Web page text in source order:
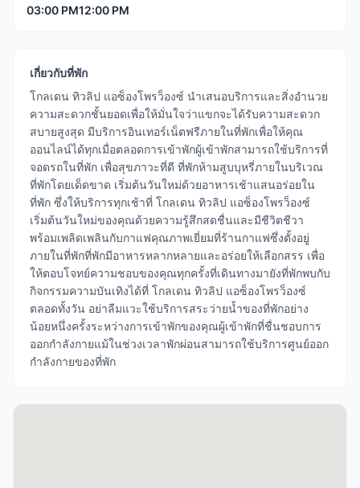
03:00 PM12:00 PM
เกี่ยวกับที่พัก
โกลเดน ทิวลิป แอซ็องโพรว็องซ์ นำเสนอบริการและสิ่งอำนวย
ความสะดวกชั้นยอดเพื่อให้มั่นใจว่าแขกจะได้รับความสะดวก
สบายสูงสุด มีบริการอินเทอร์เน็ตฟรีภายในที่พักเพื่อให้คุณ
ออนไลน์ได้ทุกเมื่อตลอดการเข้าพักผู้เข้าพักสามารถใช้บริการที่
จอดรถในที่พัก เพื่อสุขภาวะที่ดี ที่พักห้ามสูบบุหรี่ภายในบริเวณ
ที่พักโดยเด็ดขาด เริ่มต้นวันใหม่ด้วยอาหารเช้าแสนอร่อยใน
ที่พัก ซึ่งให้บริการทุกเช้าที่ โกลเดน ทิวลิป แอซ็องโพรว็องซ์
เริ่มต้นวันใหม่ของคุณด้วยความรู้สึกสดชื่นและมีชีวิตชีวา
พร้อมเพลิดเพลินกับกาแฟคุณภาพเยี่ยมที่ร้านกาแฟซึ่งตั้งอยู่
ภายในที่พักที่พักมีอาหารหลากหลายและอร่อยให้เลือกสรร เพื่อ
ให้ตอบโจทย์ความชอบของคุณทุกครั้งที่เดินทางมายังที่พักพบกับ
กิจกรรมความบันเทิงได้ที่ โกลเดน ทิวลิป แอซ็องโพรว็องซ์
ตลอดทั้งวัน อย่าลืมแวะใช้บริการสระว่ายน้ำของที่พักอย่าง
น้อยหนึ่งครั้งระหว่างการเข้าพักของคุณผู้เข้าพักที่ชื่นชอบการ
ออกกำลังกายแม้ในช่วงเวลาพักผ่อนสามารถใช้บริการศูนย์ออก
กำลังกายของที่พัก